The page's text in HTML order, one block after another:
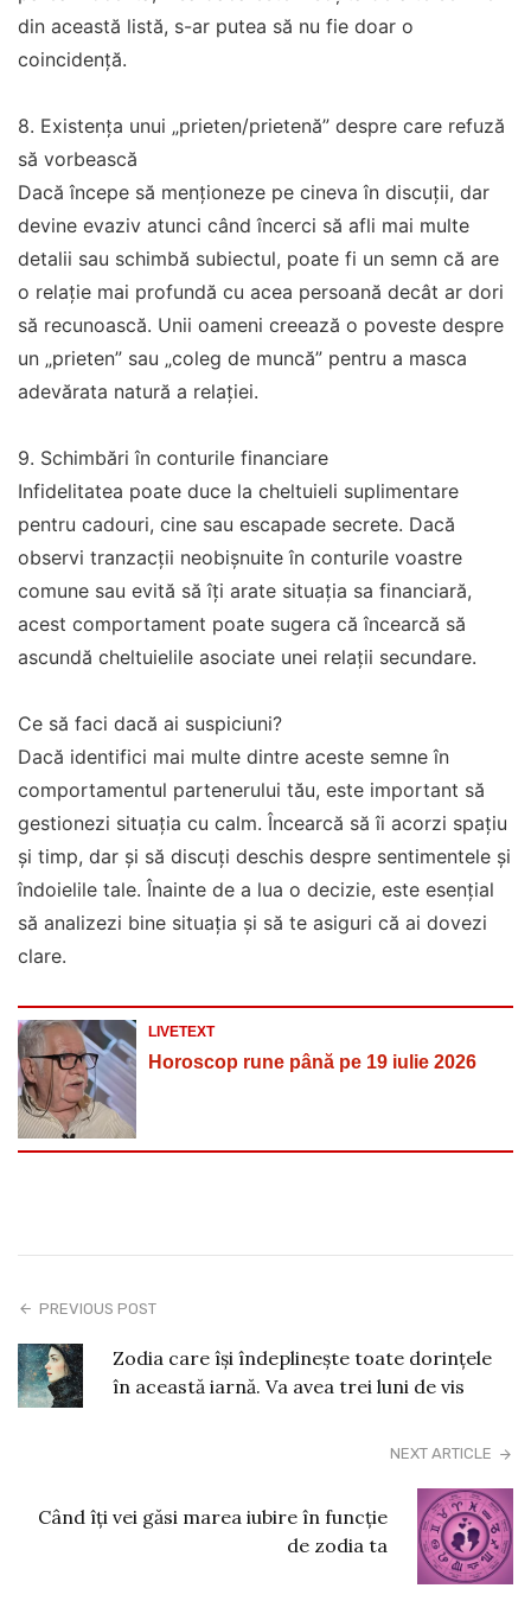
din această listă, s-ar putea să nu fie doar o
coincidență.
8. Existența unui „prieten/prietenă” despre care refuză
să vorbească
Dacă începe să menționeze pe cineva în discuții, dar
devine evaziv atunci când încerci să afli mai multe
detalii sau schimbă subiectul, poate fi un semn că are
o relație mai profundă cu acea persoană decât ar dori
să recunoască. Unii oameni creează o poveste despre
un „prieten” sau „coleg de muncă” pentru a masca
adevărata natură a relației.
9. Schimbări în conturile financiare
Infidelitatea poate duce la cheltuieli suplimentare
pentru cadouri, cine sau escapade secrete. Dacă
observi tranzacții neobișnuite în conturile voastre
comune sau evită să îți arate situația sa financiară,
acest comportament poate sugera că încearcă să
ascundă cheltuielile asociate unei relații secundare.
Ce să faci dacă ai suspiciuni?
Dacă identifici mai multe dintre aceste semne în
comportamentul partenerului tău, este important să
gestionezi situația cu calm. Încearcă să îi acorzi spațiu
și timp, dar și să discuți deschis despre sentimentele și
îndoielile tale. Înainte de a lua o decizie, este esențial
să analizezi bine situația și să te asiguri că ai dovezi
clare.
LIVETEXT
Horoscop rune până pe 19 iulie 2026
PREVIOUS POST
Zodia care își îndeplinește toate dorințele
în această iarnă. Va avea trei luni de vis
NEXT ARTICLE
Când îți vei găsi marea iubire în funcție
de zodia ta